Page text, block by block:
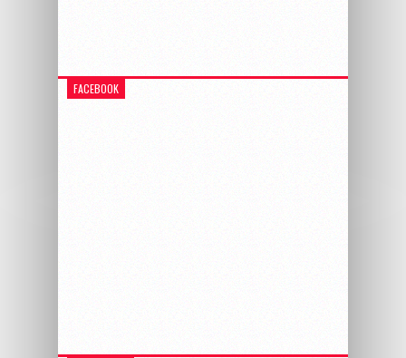
FACEBOOK